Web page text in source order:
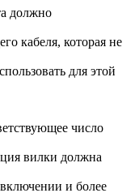
должно
кабеля, которая не
для этой
число
вилки должна
и более